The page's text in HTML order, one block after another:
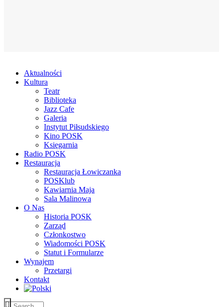
Aktualności
Kultura
Teatr
Biblioteka
Jazz Cafe
Galeria
Instytut Piłsudskiego
Kino POSK
Księgarnia
Radio POSK
Restauracja
Restauracja Łowiczanka
POSKlub
Kawiarnia Maja
Sala Malinowa
O Nas
Historia POSK
Zarząd
Członkostwo
Wiadomości POSK
Statut i Formularze
Wynajem
Przetargi
Kontakt